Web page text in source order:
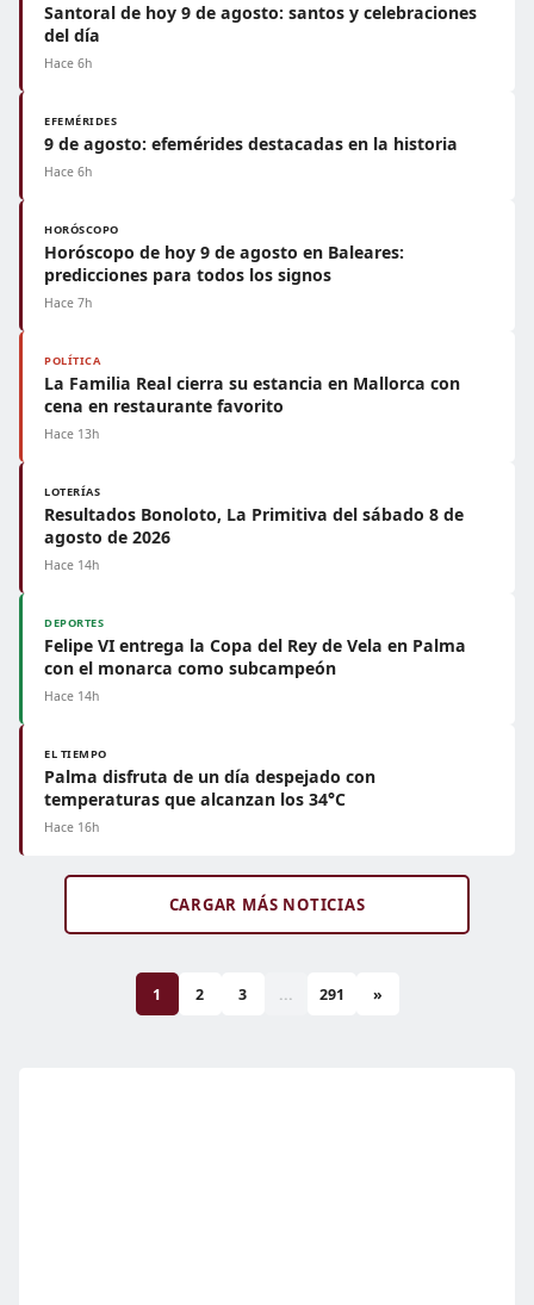
Santoral de hoy 9 de agosto: santos y celebraciones
del día
Hace 6h
EFEMÉRIDES
9 de agosto: efemérides destacadas en la historia
Hace 6h
HORÓSCOPO
Horóscopo de hoy 9 de agosto en Baleares:
predicciones para todos los signos
Hace 7h
POLÍTICA
La Familia Real cierra su estancia en Mallorca con
cena en restaurante favorito
Hace 13h
LOTERÍAS
Resultados Bonoloto, La Primitiva del sábado 8 de
agosto de 2026
Hace 14h
DEPORTES
Felipe VI entrega la Copa del Rey de Vela en Palma
con el monarca como subcampeón
Hace 14h
EL TIEMPO
Palma disfruta de un día despejado con
temperaturas que alcanzan los 34°C
Hace 16h
CARGAR MÁS NOTICIAS
1 2 3 ... 291 »